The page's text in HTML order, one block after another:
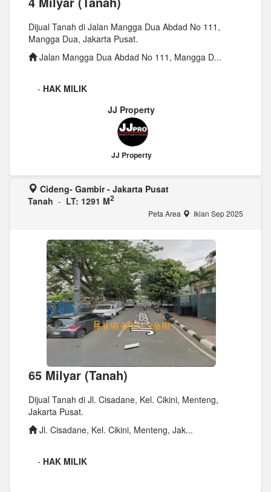
Dijual Tanah di Jalan Mangga Dua Abdad No 111,
Mangga Dua, Jakarta Pusat.
Jalan Mangga Dua Abdad No 111, Mangga D...
- HAK MILIK
JJ Property
JJ Property
Cideng- Gambir - Jakarta Pusat
Tanah - LT: 1291 M2
Peta Area Iklan Sep 2025
65 Milyar (Tanah)
Dijual Tanah di Jl. Cisadane, Kel. Cikini, Menteng,
Jakarta Pusat.
Jl. Cisadane, Kel. Cikini, Menteng, Jak...
- HAK MILIK